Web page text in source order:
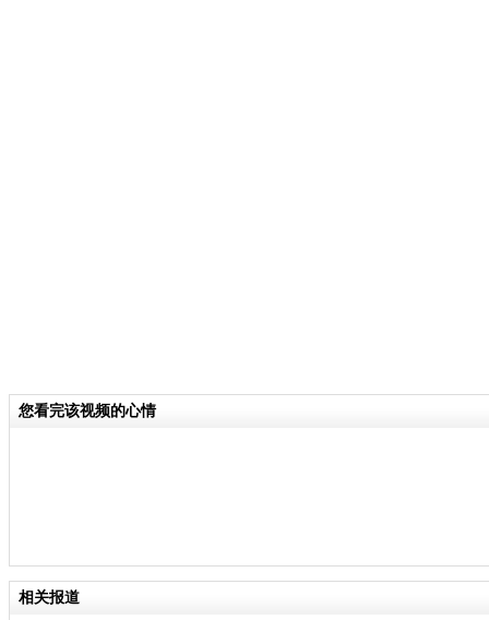
您看完该视频的心情
相关报道